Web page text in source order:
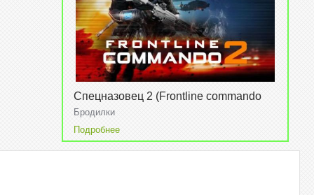
Спецназовец 2 (Frontline commando
2)
Бродилки
Подробнее